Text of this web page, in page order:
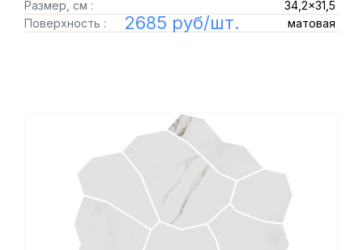
Размер, см :
34,2x31,5
Поверхность :
матовая
2685 руб/шт.